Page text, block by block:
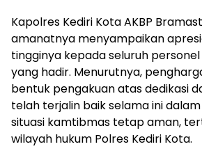
Kapolres Kediri Kota AKBP
amanatnya menyampaikan
tingginya kepada seluruh
yang hadir. Menurutnya,
bentuk pengakuan atas dedikasi
telah terjalin baik selama ini
situasi kamtibmas tetap aman,
wilayah hukum Polres Kediri Kota.